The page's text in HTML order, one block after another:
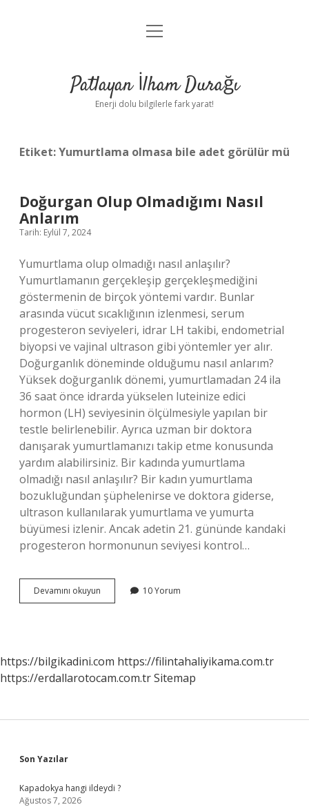
Anasayfa
Yasal Uyarı
menüyü
Patlayan İlham Durağı
Enerji dolu bilgilerle fark yarat!
Etiket:Yumurtlama olmasa bile adet görülür mü
Doğurgan Olup Olmadığımı Nasıl
Anlarım
Tarih: Eylül 7, 2024
Yumurtlama olup olmadığı nasıl anlaşılır?
Yumurtlamanın gerçekleşip gerçekleşmediğini
göstermenin de birçok yöntemi vardır. Bunlar
arasında vücut sıcaklığının izlenmesi, serum
progesteron seviyeleri, idrar LH takibi, endometrial
biyopsi ve vajinal ultrason gibi yöntemler yer alır.
Doğurganlık döneminde olduğumu nasıl anlarım?
Yüksek doğurganlık dönemi, yumurtlamadan 24 ila
36 saat önce idrarda yükselen luteinize edici
hormon (LH) seviyesinin ölçülmesiyle yapılan bir
testle belirlenebilir. Ayrıca uzman bir doktora
danışarak yumurtlamanızı takip etme konusunda
yardım alabilirsiniz. Bir kadında yumurtlama
olmadığı nasıl anlaşılır? Bir kadın yumurtlama
bozukluğundan şüphelenirse ve doktora giderse,
ultrason kullanılarak yumurtlama ve yumurta
büyümesi izlenir. Ancak adetin 21. gününde kandaki
progesteron hormonunun seviyesi kontrol…
Devamını okuyun Doğurgan
Olup
10 Yorum
https://bilgikadini.com https://filintahaliyikama.com.tr
https://erdallarotocam.com.trSitemap
Sidebar
Son Yazılar
Kapadokya hangi ildeydi ?
Ağustos 7, 2026